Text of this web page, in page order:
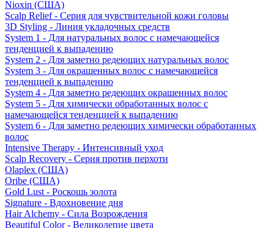
Nioxin (США)
Scalp Relief - Серия для чувствительной кожи головы
3D Styling - Линия укладочных средств
System 1 - Для натуральных волос с намечающейся
тенденцией к выпадению
System 2 - Для заметно редеющих натуральных волос
System 3 - Для окрашенных волос с намечающейся
тенденцией к выпадению
System 4 - Для заметно редеющих окрашенных волос
System 5 - Для химически обработанных волос с
намечающейся тенденцией к выпадению
System 6 - Для заметно редеющих химически обработанных
волос
Intensive Therapy - Интенсивный уход
Scalp Recovery - Серия против перхоти
Olaplex (США)
Oribe (США)
Gold Lust - Роскошь золота
Signature - Вдохновение дня
Hair Alchemy - Сила Возрождения
Beautiful Color - Великолепие цвета